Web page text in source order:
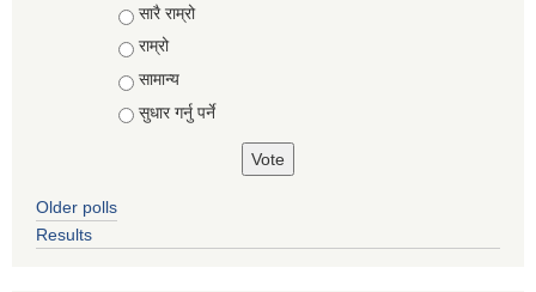
Choices
सारै राम्रो
राम्रो
सामान्य
सुधार गर्नु पर्ने
Older polls
Results